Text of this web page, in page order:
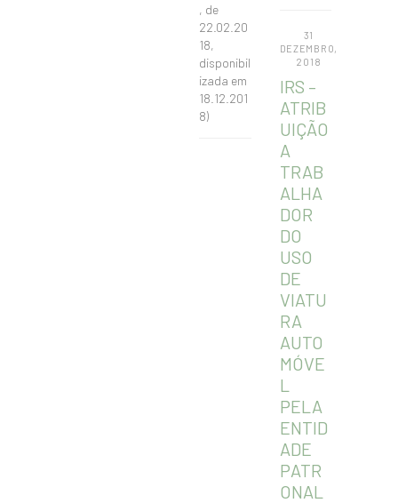
, de
22.02.20
18,
disponibil
izada em
18.12.201
8)
31
DEZEMBRO,
2018
IRS –
ATRIB
UIÇÃO
A
TRAB
ALHA
DOR
DO
USO
DE
VIATU
RA
AUTO
MÓVE
L
PELA
ENTID
ADE
PATR
ONAL